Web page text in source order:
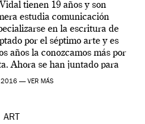
tienen 19 años y son
estudia comunicación
en la escritura de
por el séptimo arte y es
años la conozcamos más por
Ahora se han juntado para
una […]
— VER MÁS
ART